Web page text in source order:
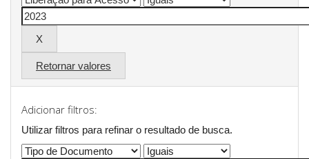
Retornar valores
Adicionar filtros:
Utilizar filtros para refinar o resultado de busca.